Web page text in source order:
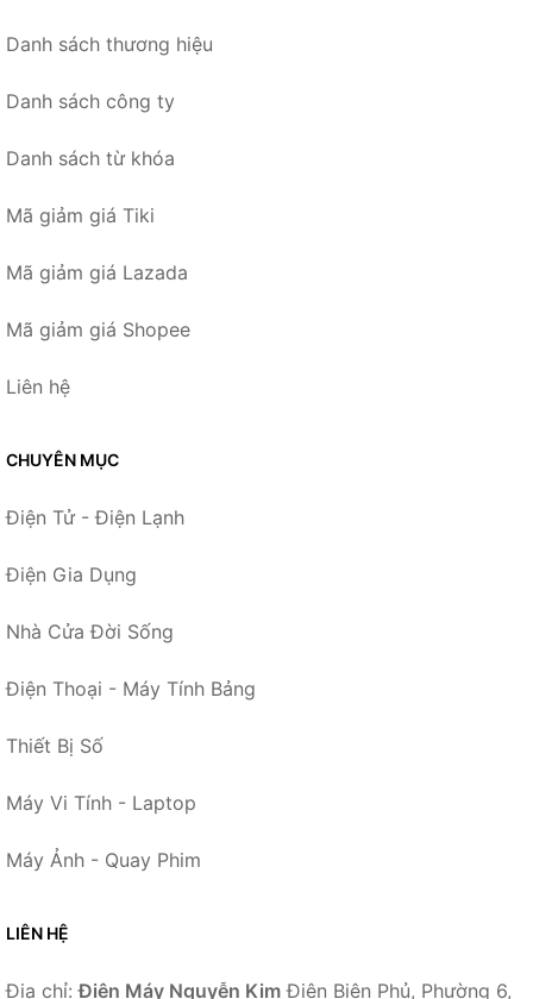
Danh sách thương hiệu
Danh sách công ty
Danh sách từ khóa
Mã giảm giá Tiki
Mã giảm giá Lazada
Mã giảm giá Shopee
Liên hệ
CHUYÊN MỤC
Điện Tử - Điện Lạnh
Điện Gia Dụng
Nhà Cửa Đời Sống
Điện Thoại - Máy Tính Bảng
Thiết Bị Số
Máy Vi Tính - Laptop
Máy Ảnh - Quay Phim
LIÊN HỆ
Địa chỉ:Điện Máy Nguyễn Kim Điện Biên Phủ, Phường 6,